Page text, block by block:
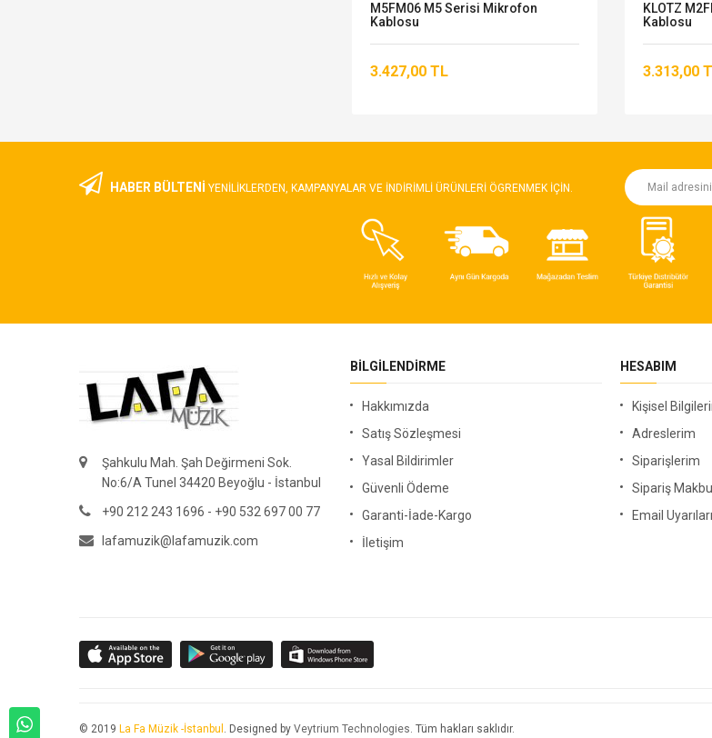
M5FM06 M5 Serisi Mikrofon
Kablosu
3.427,00 TL
KLOTZ
Kablosu
3.313,00
HABER BÜLTENİ YENILIKLERDEN, KAMPANYALAR VE INDIRIMLI ÜRÜNLERI ÖGRENMEK IÇIN.
Şahkulu Mah. Şah Değirmeni Sok.
No:6/A Tunel 34420 Beyoğlu - İstanbul
+90 212 243 1696 - +90 532 697 00 77
lafamuzik@lafamuzik.com
BILGILENDIRME
Hakkımızda
Satış Sözleşmesi
Yasal Bildirimler
Güvenli Ödeme
Garanti-İade-Kargo
İletişim
HESABIM
Kişisel
Adreslerim
Siparişlerim
Sipariş
Email
© 2019 La Fa Müzik -İstanbul . Designed by Veytrium Technologies. Tüm hakları saklıdır.